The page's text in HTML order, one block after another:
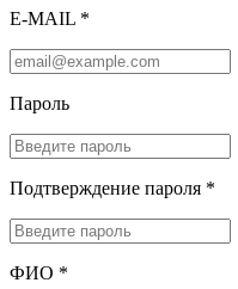
E-MAIL *
Пароль
Подтверждение пароля *
ФИО *